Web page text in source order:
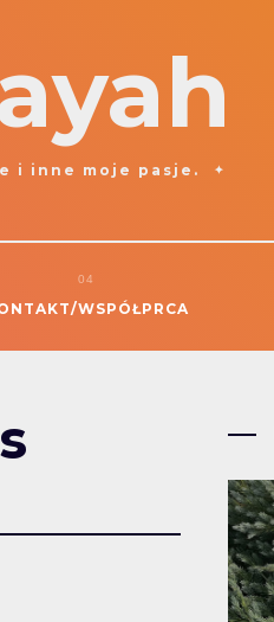
i inne moje pasje.
WSPÓŁPRCA